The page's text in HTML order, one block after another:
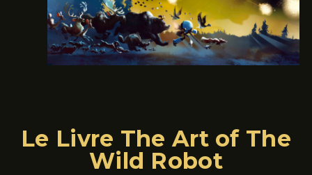
Le Livre The Art of The
Wild Robot